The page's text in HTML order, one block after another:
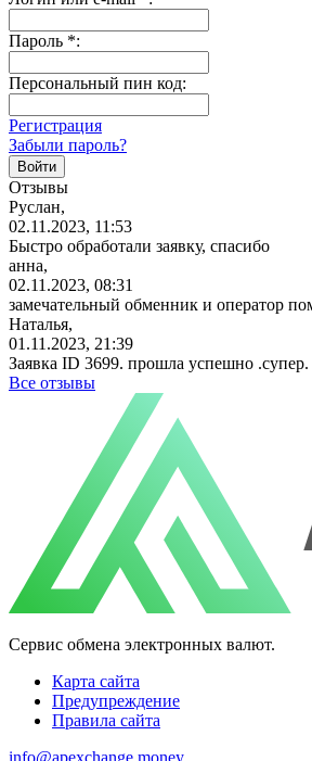
Пароль *:
Персональный пин код:
Регистрация
Забыли пароль?
Отзывы
Руслан,
02.11.2023, 11:53
Быстро обработали заявку, спасибо
анна,
02.11.2023, 08:31
замечательный обменник и оператор
Наталья,
01.11.2023, 21:39
Заявка ID 3699. прошла успешно
Все отзывы
Сервис обмена электронных валют.
Карта сайта
Предупреждение
Правила сайта
info@apexchange.money